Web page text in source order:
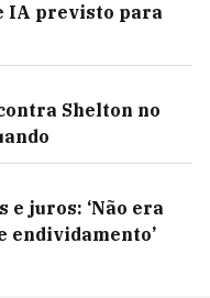
IA previsto para
Shelton no
e juros: ‘Não era
endividamento’